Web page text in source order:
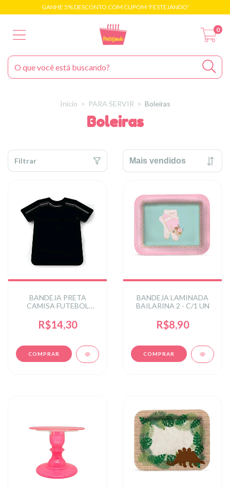
GANHE 5% DESCONTO COM CUPOM 'FESTEJANDO'
0
Início > PARA SERVIR > Boleiras
Boleiras
Filtrar
BANDEJA PRETA
CAMISA FUTEBOL
R$14,30
BANDEJA LAMINADA
BAILARINA 2 - C/1 UN
R$8,90